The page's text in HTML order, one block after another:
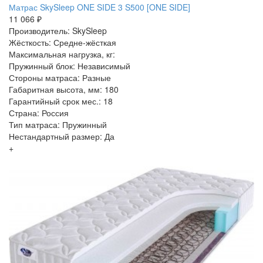
Матрас SkySleep ONE SIDE 3 S500 [ONE SIDE]
11 066 ₽
Производитель: SkySleep
Жёсткость: Средне-жёсткая
Максимальная нагрузка, кг:
Пружинный блок: Независимый
Стороны матраса: Разные
Габаритная высота, мм: 180
Гарантийный срок мес.: 18
Страна: Россия
Тип матраса: Пружинный
Нестандартный размер: Да
+